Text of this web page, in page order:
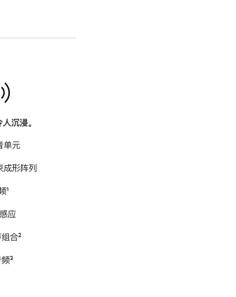
沉浸。
单元
成形阵列
脚
¹
应
合脚
²
频脚
³